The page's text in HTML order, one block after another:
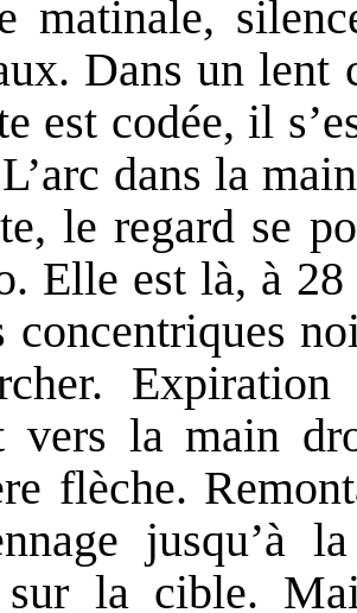
matinale,
Dans un
est codée, il
dans la
le regard se
Elle est là, à
concentriques
vers la main
flèche.
jusqu’à
la cible.